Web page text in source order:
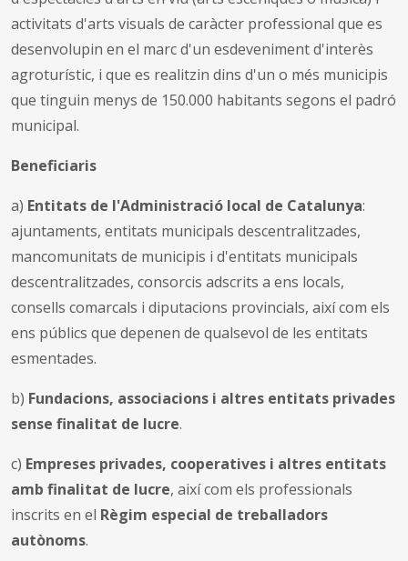
activitats d'arts visuals de caràcter professional que es
desenvolupin en el marc d'un esdeveniment d'interès
agroturístic, i que es realitzin dins d'un o més municipis
que tinguin menys de 150.000 habitants segons el padró
municipal.
Beneficiaris
a) Entitats de l'Administració local de Catalunya:
ajuntaments, entitats municipals descentralitzades,
mancomunitats de municipis i d'entitats municipals
descentralitzades, consorcis adscrits a ens locals,
consells comarcals i diputacions provincials, així com els
ens públics que depenen de qualsevol de les entitats
esmentades.
b) Fundacions, associacions i altres entitats privades
sense finalitat de lucre.
c) Empreses privades, cooperatives i altres entitats
amb finalitat de lucre, així com els professionals
inscrits en el Règim especial de treballadors
autònoms.